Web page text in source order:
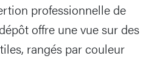
professionnelle de
offre une vue sur des
rangés par couleur